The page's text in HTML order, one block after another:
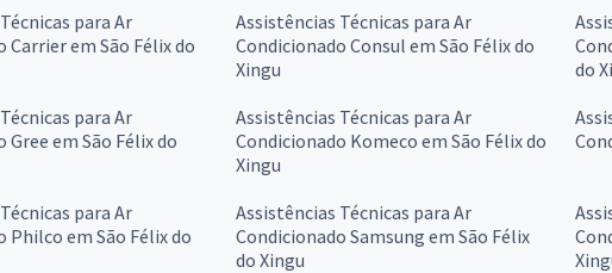
para Ar
Carrier em São Félix do
Assistências Técnicas para Ar
Condicionado Consul em São Félix do
Xingu
do
para Ar
Gree em São Félix do
Assistências Técnicas para Ar
Condicionado Komeco em São Félix do
Xingu
para Ar
Philco em São Félix do
Assistências Técnicas para Ar
Condicionado Samsung em São Félix
do Xingu